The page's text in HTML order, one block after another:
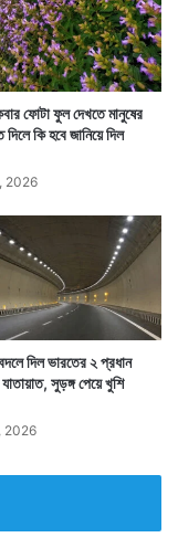
ফোটা ফুল দেখতে মানুষের
কি হবে জানিয়ে দিল
2026
দিল ভারতের ২ প্রধান
সুড়ঙ্গ পেয়ে খুশি
2026